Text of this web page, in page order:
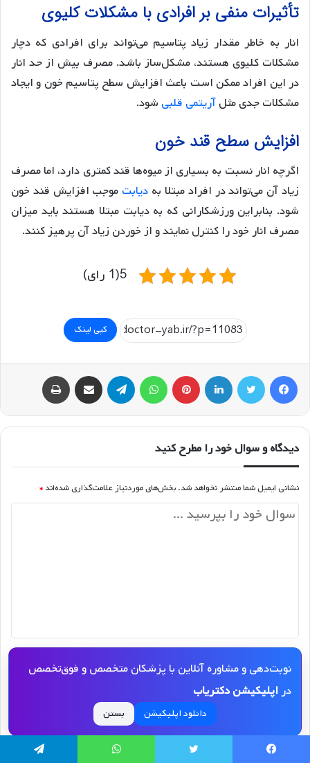
تأثیرات منفی بر افرادی با مشکلات کلیوی
انار به خاطر مقدار زیاد پتاسیم می‌تواند برای افرادی که دچار
مشکلات کلیوی هستند، مشکل‌ساز باشد. مصرف بیش از حد انار
در این افراد ممکن است باعث افزایش سطح پتاسیم خون و ایجاد
مشکلات جدی مثلآریتمی قلبی شود.
افزایش سطح قند خون
اگرچه انار نسبت به بسیاری از میوه‌ها قند کمتری دارد، اما مصرف
زیاد آن می‌تواند در افراد مبتلا به دیابت موجب افزایش قند خون
شود. بنابراین ورزشکارانی که به دیابت مبتلا هستند باید میزان
مصرف انار خود را کنترل نمایند و از خوردن زیاد آن پرهیز کنند.
5(1 رای)
کپی لینک
فیسبوک توییتر لینکداین پینتریست تلگرام اشتراک گذاری با ایمیل
دیدگاه و سوال خود را مطرح کنید
نشانی ایمیل شما منتشر نخواهد شد. بخش‌های موردنیاز علامت‌گذاری شده‌اند *
*
نوبت‌دهی و مشاوره آنلاین با پزشکان متخصص و فوق‌تخصص
دراپلیکیشن دکتریاب
دانلود اپلیکیشن بستن